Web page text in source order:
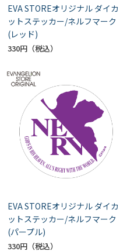
EVA STOREオリジナル ダイカ
ットステッカー/ネルフマーク
(レッド)
330円
EVA STOREオリジナル ダイカ
ットステッカー/ネルフマーク
(パープル)
330円